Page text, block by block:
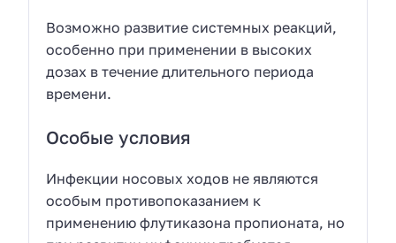
Возможно развитие системных реакций,
особенно при применении в высоких
дозах в течение длительного периода
времени.
Особые условия
Инфекции носовых ходов не являются
особым противопоказанием к
применению флутиказона пропионата, но